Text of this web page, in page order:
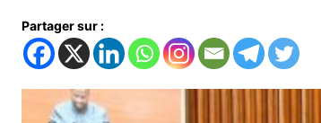
Partager sur :